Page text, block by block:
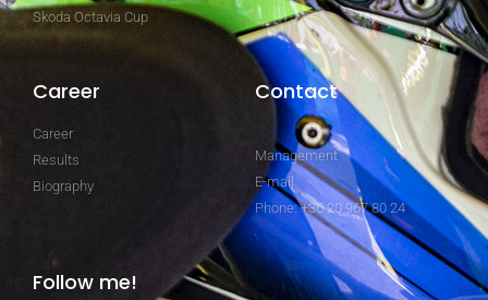
Skoda Octavia Cup
Career
Career
Results
Biography
Contact
Management
E-mail
Phone: +36 20 967 80 24
Follow me!